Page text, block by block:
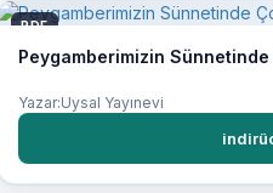
PDF
Peygamberimizin
Yazar:Uysal Yayınevi